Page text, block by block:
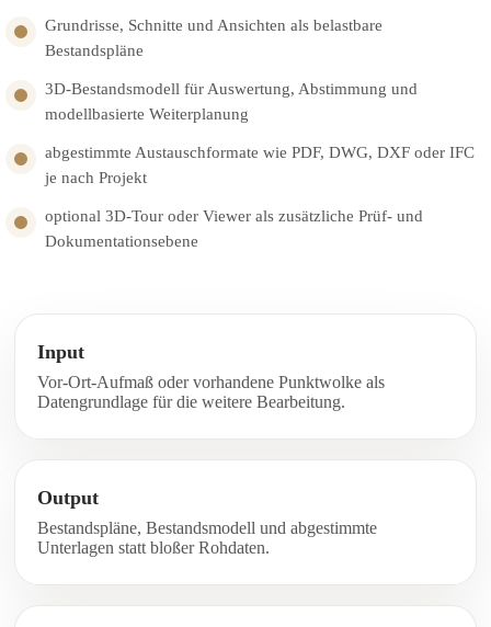
Grundrisse, Schnitte und Ansichten als belastbare
Bestandspläne
3D-Bestandsmodell für Auswertung, Abstimmung und
modellbasierte Weiterplanung
abgestimmte Austauschformate wie PDF, DWG, DXF oder IFC
je nach Projekt
optional 3D-Tour oder Viewer als zusätzliche Prüf- und
Dokumentationsebene
Input
Vor-Ort-Aufmaß oder vorhandene Punktwolke als
Datengrundlage für die weitere Bearbeitung.
Output
Bestandspläne, Bestandsmodell und abgestimmte
Unterlagen statt bloßer Rohdaten.